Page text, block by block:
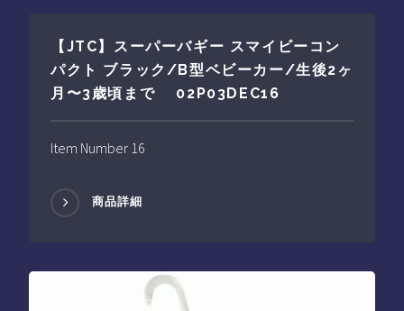
【JTC】スーパーバギー スマイビーコン
パクト ブラック/B型ベビーカー/生後2ヶ
月〜3歳頃まで 02P03DEC16
Item Number 16
商品詳細